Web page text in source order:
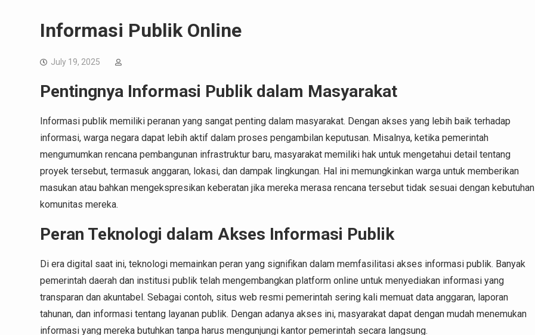
Informasi Publik Online
July 19, 2025
Pentingnya Informasi Publik dalam Masyarakat
Informasi publik memiliki peranan yang sangat penting dalam masyarakat. Dengan akses yang lebih baik terhadap
informasi, warga negara dapat lebih aktif dalam proses pengambilan keputusan. Misalnya, ketika pemerintah
mengumumkan rencana pembangunan infrastruktur baru, masyarakat memiliki hak untuk mengetahui detail tentang
proyek tersebut, termasuk anggaran, lokasi, dan dampak lingkungan. Hal ini memungkinkan warga untuk memberikan
masukan atau bahkan mengekspresikan keberatan jika mereka merasa rencana tersebut tidak sesuai dengan kebutuhan
komunitas mereka.
Peran Teknologi dalam Akses Informasi Publik
Di era digital saat ini, teknologi memainkan peran yang signifikan dalam memfasilitasi akses informasi publik. Banyak
pemerintah daerah dan institusi publik telah mengembangkan platform online untuk menyediakan informasi yang
transparan dan akuntabel. Sebagai contoh, situs web resmi pemerintah sering kali memuat data anggaran, laporan
tahunan, dan informasi tentang layanan publik. Dengan adanya akses ini, masyarakat dapat dengan mudah menemukan
informasi yang mereka butuhkan tanpa harus mengunjungi kantor pemerintah secara langsung.